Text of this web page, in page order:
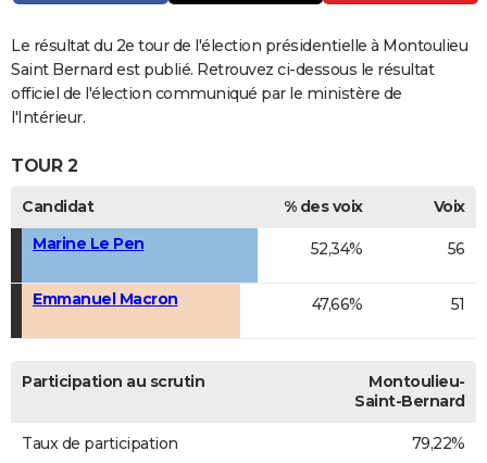
S'inscrire
Se connecter
Lycées
Collèges
Primaires
Universités
Entreprises
Service militaire
Avis de recherche
Bricolage
Lifestyle
Culture
Sport
Auto
Television
Voyage
Cinema
Le résultat du 2e tour de l'élection présidentielle à Montoulieu
Saint Bernard est publié. Retrouvez ci-dessous le résultat
officiel de l'élection communiqué par le ministère de
l'Intérieur.
TOUR 2
Candidat % des voix
Voix
Marine Le Pen
52,34% 56
Emmanuel Macron 47,66% 51
Participation au scrutin
Montoulieu-
Saint-Bernard
Taux de participation 79,22%